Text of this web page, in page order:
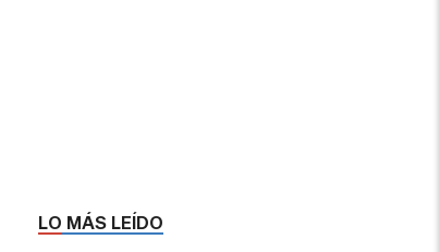
LO MÁS LEÍDO